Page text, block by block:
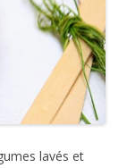
lavés et